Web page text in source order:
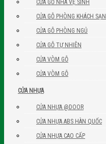
CỬA GỖ NHÀ VỆ SINH
CỬA GỖ PHÒNG KHÁCH SẠN
CỬA GỖ PHÒNG NGỦ
CỬA GỖ TỰ NHIÊN
CỬA VÒM GỖ
CỬA VÒM GỖ
CỬA NHỰA
CỬA NHỰA @DOOR
CỬA NHỰA ABS HÀN QUỐC
CỬA NHỰA CAO CẤP